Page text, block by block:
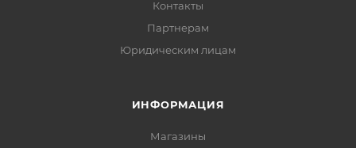
Контакты
Партнерам
Юридическим лицам
ИНФОРМАЦИЯ
Магазины